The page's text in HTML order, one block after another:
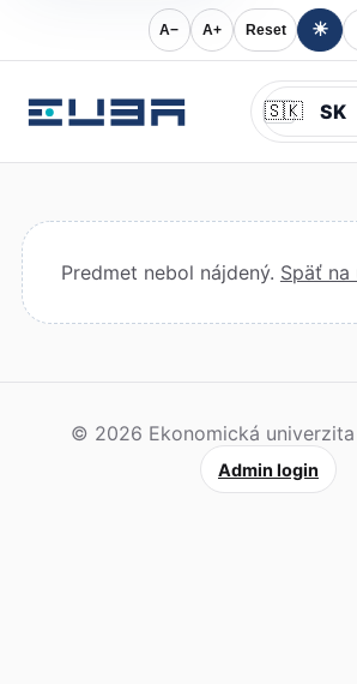
A− A+ Reset ☀
🇸🇰
Predmet nebol nájdený. Späť na
© 2026 Ekonomická
Admin login